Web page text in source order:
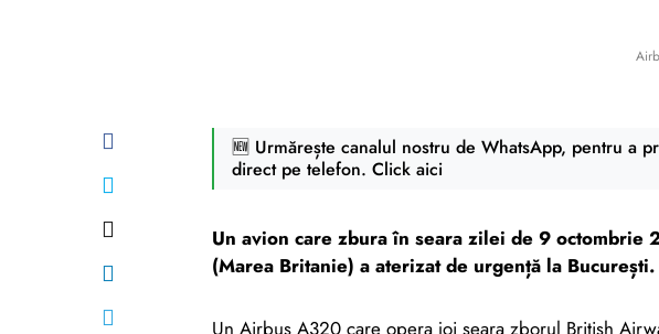
🆕 Urmărește canalul nostru de WhatsApp, pentru a
direct pe telefon. Click aici
Un avion care zbura în seara zilei de 9 octombrie
(Marea Britanie) a aterizat de urgență la București.
Un Airbus A320 care opera joi seara zborul British